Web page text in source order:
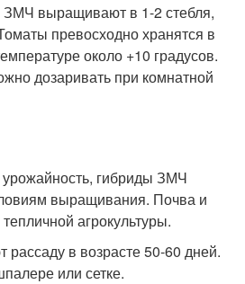
ЗМЧ выращивают в 1-2 стебля,
превосходно хранятся в
около +10 градусов.
дозаривать при комнатной
гибриды ЗМЧ
выращивания. Почва и
агрокультуры.
в возрасте 50-60 дней.
или сетке.